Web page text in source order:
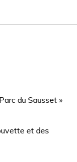
du Sausset »
et des